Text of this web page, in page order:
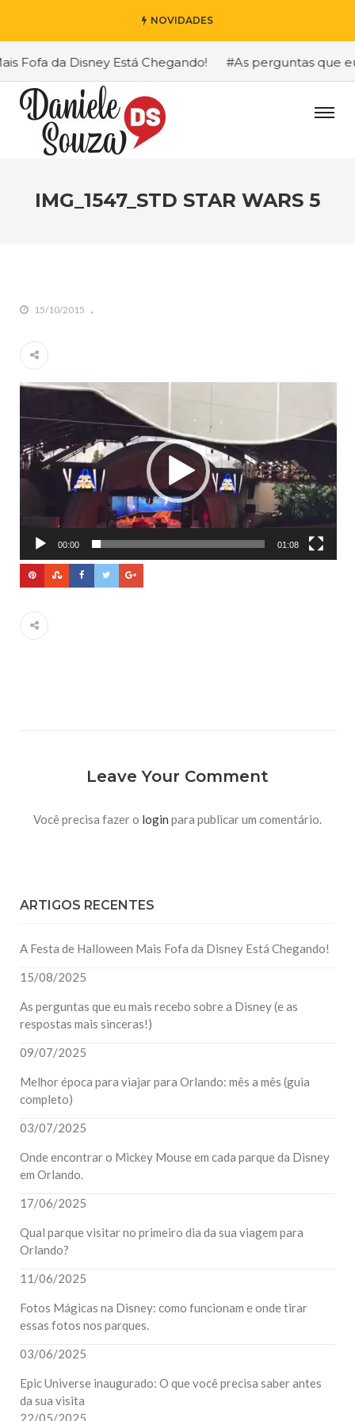
NOVIDADES
da Disney Está Chegando! #As perguntas que eu
IMG_1547_STD STAR WARS 5
15/10/2015
Tocador
00:00 01:08
Leave Your Comment
Você precisa fazer o login para publicar um comentário.
ARTIGOS RECENTES
A Festa de Halloween Mais Fofa da Disney Está Chegando!
15/08/2025
As perguntas que eu mais recebo sobre a Disney (e as
respostas mais sinceras!)
09/07/2025
Melhor época para viajar para Orlando: mês a mês (guia
completo)
03/07/2025
Onde encontrar o Mickey Mouse em cada parque da Disney
em Orlando.
17/06/2025
Qual parque visitar no primeiro dia da sua viagem para
Orlando?
11/06/2025
Fotos Mágicas na Disney: como funcionam e onde tirar
essas fotos nos parques.
03/06/2025
Epic Universe inaugurado: O que você precisa saber antes
da sua visita
22/05/2025